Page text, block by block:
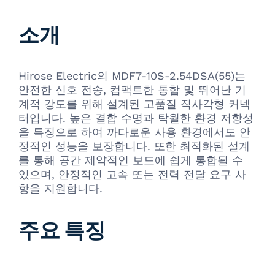
소개
Hirose Electric의 MDF7-10S-2.54DSA(55)는
안전한 신호 전송, 컴팩트한 통합 및 뛰어난 기
계적 강도를 위해 설계된 고품질 직사각형 커넥
터입니다. 높은 결합 수명과 탁월한 환경 저항성
을 특징으로 하여 까다로운 사용 환경에서도 안
정적인 성능을 보장합니다. 또한 최적화된 설계
를 통해 공간 제약적인 보드에 쉽게 통합될 수
있으며, 안정적인 고속 또는 전력 전달 요구 사
항을 지원합니다.
주요 특징